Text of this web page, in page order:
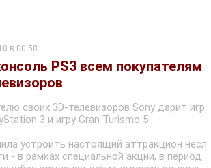
в 00:58
PS3 всем покупателям
своих 3D-телевизоров Sony дарит игр
3 и игру Gran Turismo 5
устроить настоящий аттракцион несл
- в рамках специальной акции, в период